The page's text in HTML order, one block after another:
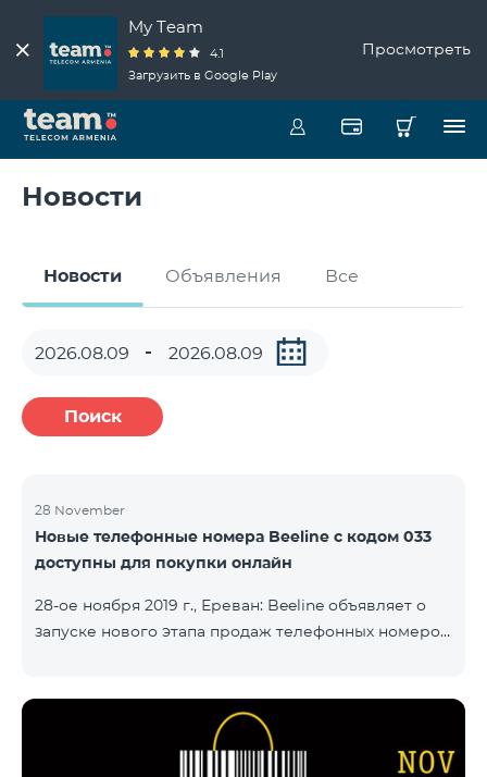
My Team
4.1
Загрузить в Google Play
Просмотреть
Новости
Новости Объявления Все
Поиск
28 November
Новые телефонные номера Beeline с кодом 033
доступны для покупки онлайн
28-ое ноября 2019 г., Ереван: Beeline объявляет о
запуске нового этапа продаж телефонных номеров
телефонный номер с кодом 033 можно при
подключении какого-либо из пакетов «Смарт».